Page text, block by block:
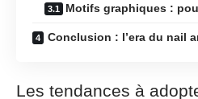
Motifs graphiques :
Conclusion : l’era du nail
Les tendances à